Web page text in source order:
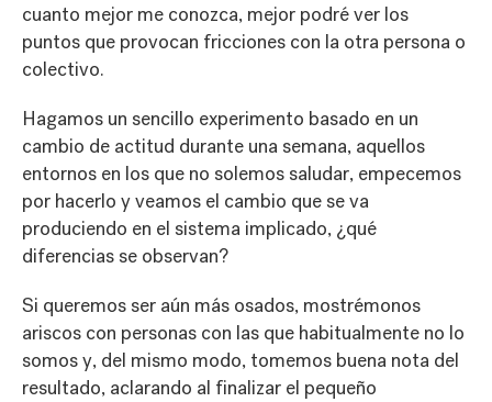
cuanto mejor me conozca, mejor podré ver los
puntos que provocan fricciones con la otra persona o
colectivo.
Hagamos un sencillo experimento basado en un
cambio de actitud durante una semana, aquellos
entornos en los que no solemos saludar, empecemos
por hacerlo y veamos el cambio que se va
produciendo en el sistema implicado, ¿qué
diferencias se observan?
Si queremos ser aún más osados, mostrémonos
ariscos con personas con las que habitualmente no lo
somos y, del mismo modo, tomemos buena nota del
resultado, aclarando al finalizar el pequeño